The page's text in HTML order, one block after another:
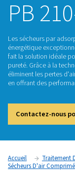
SÉCHEURS PAR
PB
Les sécheurs
fait la solution
pureté. Grâce à
éliminent les